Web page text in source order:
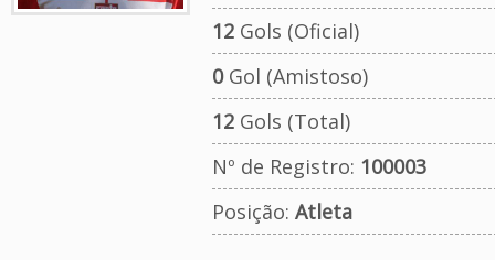
12Gols (Oficial)
0Gol (Amistoso)
12Gols (Total)
Nº de Registro: 100003
Posição: Atleta